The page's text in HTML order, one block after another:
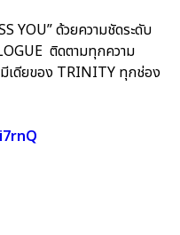
YOU” ด้วยความชัดระดับ
ติดตามทุกความ
เดียของ TRINITY ทุกช่อง